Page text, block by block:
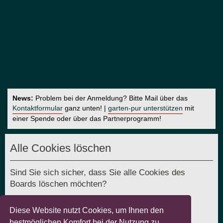
Diese Website nutzt Cookies, um Ihnen den
News: Problem bei der Anmeldung? Bitte Mail über das
Kontaktformular ganz unten! | garten-pur unterstützen mit
einer Spende oder über das Partnerprogramm!
Alle Cookies löschen
Sind Sie sich sicher, dass Sie alle Cookies des
Boards löschen möchten?